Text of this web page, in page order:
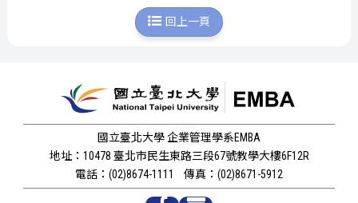
回上一頁
國立臺北大學 企業管理學系EMBA
地址：10478 臺北市民生東路三段67號教學大樓6F12R
電話：(02)8674-1111
傳真：(02)8671-5912